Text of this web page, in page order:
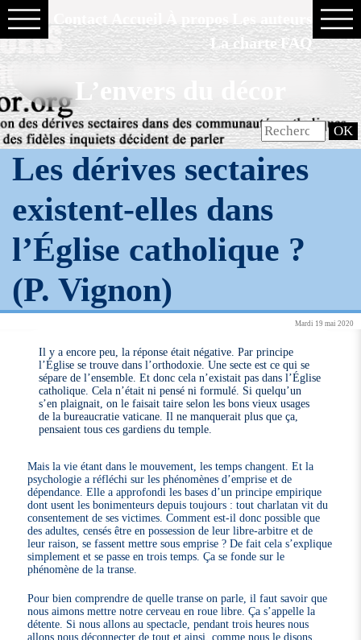
La charte FAQ
L’envers du décor
Les dérives sectaires
existent-elles dans
l’Église catholique ?
(P. Vignon)
Mardi 19 mai 2020
Il y a encore peu, la réponse était négative. Par principe
l’Église se trouve dans l’orthodoxie. Une secte est ce qui se
sépare de l’ensemble. Et donc cela n’existait pas dans l’Église
catholique. Cela n’était ni pensé ni formulé. Si quelqu’un
s’en plaignait, on le faisait taire selon les bons vieux usages
de la bureaucratie vaticane. Il ne manquerait plus que ça,
pensaient tous ces gardiens du temple.
Mais la vie étant dans le mouvement, les temps changent. Et la
psychologie a réfléchi sur les phénomènes d’emprise et de
dépendance. Elle a approfondi les bases d’un principe empirique
dont usent les bonimenteurs depuis toujours : tout charlatan vit du
consentement de ses victimes. Comment est-il donc possible que
des adultes, censés être en possession de leur libre-arbitre et de
leur raison, se fassent mettre sous emprise ? De fait cela s’explique
simplement et se passe en trois temps. Ça se fonde sur le
phénomène de la transe.
Pour bien comprendre de quelle transe on parle, il faut savoir que
nous aimons mettre notre cerveau en roue libre. Ça s’appelle la
détente. Si nous allons au spectacle, pendant trois heures nous
allons nous déconnecter de tout et ainsi, comme nous le disons,